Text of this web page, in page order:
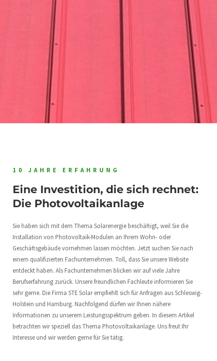
10 JAHRE ERFAHRUNG
Eine Investition, die sich rechnet:
Die Photovoltaikanlage
Sie haben sich mit dem Thema Solarenergie beschäftigt, weil Sie die
Installation von Photovoltaik-Modulen an Ihrem Wohn- oder
Geschäftsgebäude vornehmen lassen möchten. Jetzt suchen Sie nach
einem qualifizierten Fachunternehmen. Toll, dass Sie unsere Website
entdeckt haben. Als Fachunternehmen blicken wir auf viele Jahre
Berufserfahrung zurück. Unsere freundlichen Fachleute informieren Sie
sehr gerne. Die Firma STE Solar empfiehlt sich für Anfragen aus Schleswig-
Holstein und Hamburg. Nachfolgend dürfen wir Ihnen nähere
Informationen zu unserem Leistungsspektrum geben. In diesem Artikel
betrachten wir speziell das Thema Photovoltaikanlage. Uns freut Ihr
Interesse und wir werden gerne für Sie tätig.